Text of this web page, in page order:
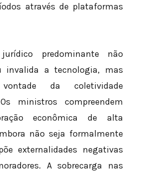
através de plataformas
predominante não
invalida a tecnologia, mas
da coletividade
ministros compreendem
econômica de alta
não seja formalmente
externalidades negativas
A sobrecarga nas